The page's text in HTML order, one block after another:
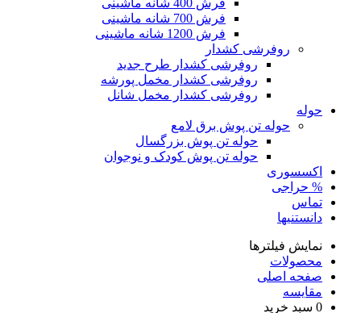
فرش 400 شانه ماشینی
فرش 700 شانه ماشینی
فرش 1200 شانه ماشینی
روفرشی کشدار
روفرشی کشدار طرح جدید
روفرشی کشدار مخمل پورشه
روفرشی کشدار مخمل شانل
حوله
حوله تن پوش برق لامع
حوله تن پوش بزرگسال
حوله تن پوش کودک و نوجوان
اکسسوری
% حراجی
تماس
دانستنیها
نمایش فیلترها
محصولات
صفحه اصلی
مقایسه
0 سبد خرید